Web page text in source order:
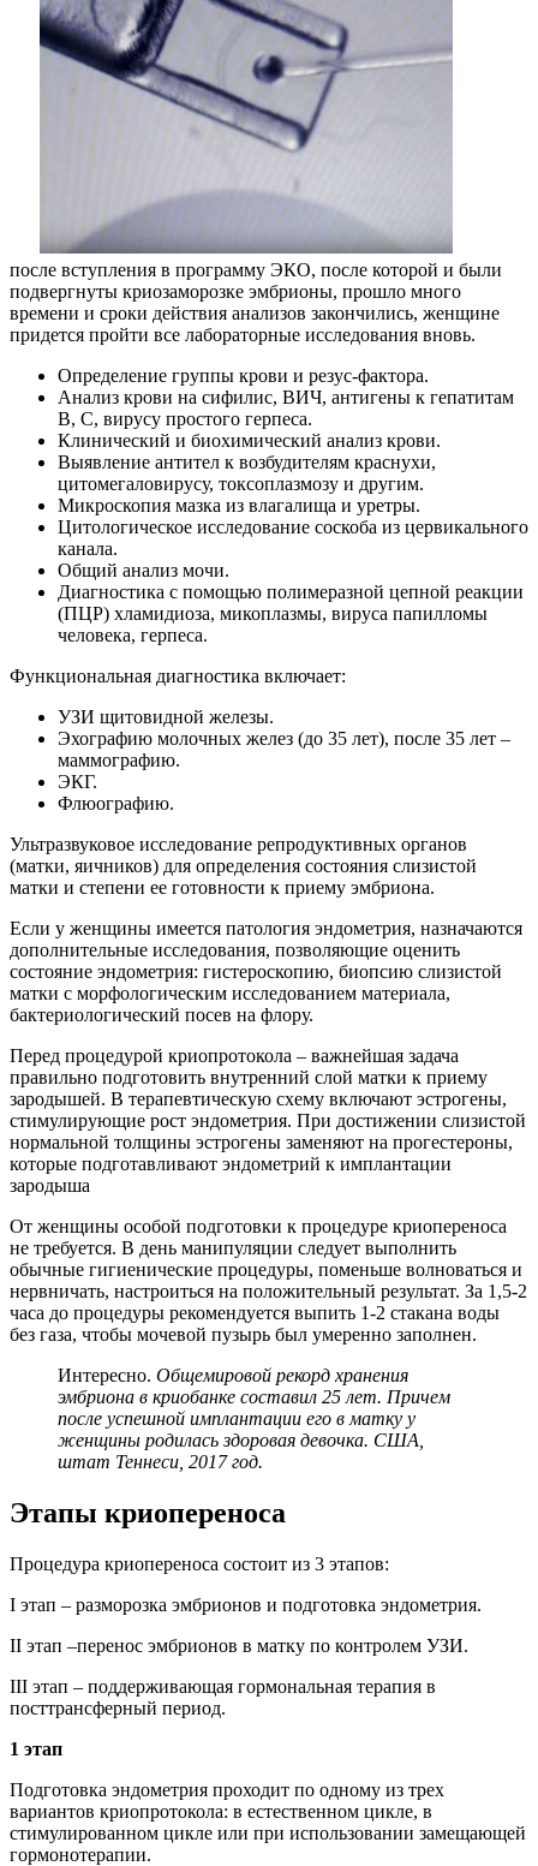
после вступления в программу ЭКО, после которой и были
подвергнуты криозаморозке эмбрионы, прошло много
времени и сроки действия анализов закончились, женщине
придется пройти все лабораторные исследования вновь.
Определение группы крови и резус-фактора.
Анализ крови на сифилис, ВИЧ, антигены к гепатитам
В, С, вирусу простого герпеса.
Клинический и биохимический анализ крови.
Выявление антител к возбудителям краснухи,
цитомегаловирусу, токсоплазмозу и другим.
Микроскопия мазка из влагалища и уретры.
Цитологическое исследование соскоба из цервикального
канала.
Общий анализ мочи.
Диагностика с помощью полимеразной цепной реакции
(ПЦР) хламидиоза, микоплазмы, вируса папилломы
человека, герпеса.
Функциональная диагностика включает:
УЗИ щитовидной железы.
Эхографию молочных желез (до 35 лет), после 35 лет –
маммографию.
ЭКГ.
Флюографию.
Ультразвуковое исследование репродуктивных органов
(матки, яичников) для определения состояния слизистой
матки и степени ее готовности к приему эмбриона.
Если у женщины имеется патология эндометрия, назначаются
дополнительные исследования, позволяющие оценить
состояние эндометрия: гистероскопию, биопсию слизистой
матки с морфологическим исследованием материала,
бактериологический посев на флору.
Перед процедурой криопротокола – важнейшая задача
правильно подготовить внутренний слой матки к приему
зародышей. В терапевтическую схему включают эстрогены,
стимулирующие рост эндометрия. При достижении слизистой
нормальной толщины эстрогены заменяют на прогестероны,
которые подготавливают эндометрий к имплантации
зародыша
От женщины особой подготовки к процедуре криопереноса
не требуется. В день манипуляции следует выполнить
обычные гигиенические процедуры, поменьше волноваться и
нервничать, настроиться на положительный результат. За 1,5-2
часа до процедуры рекомендуется выпить 1-2 стакана воды
без газа, чтобы мочевой пузырь был умеренно заполнен.
Интересно. Общемировой рекорд хранения
эмбриона в криобанке составил 25 лет. Причем
после успешной имплантации его в матку у
женщины родилась здоровая девочка. США,
штат Теннеси, 2017 год.
Этапы криопереноса
Процедура криопереноса состоит из 3 этапов:
I этап – разморозка эмбрионов и подготовка эндометрия.
II этап –перенос эмбрионов в матку по контролем УЗИ.
III этап – поддерживающая гормональная терапия в
посттрансферный период.
1 этап
Подготовка эндометрия проходит по одному из трех
вариантов криопротокола: в естественном цикле, в
стимулированном цикле или при использовании замещающей
гормонотерапии.